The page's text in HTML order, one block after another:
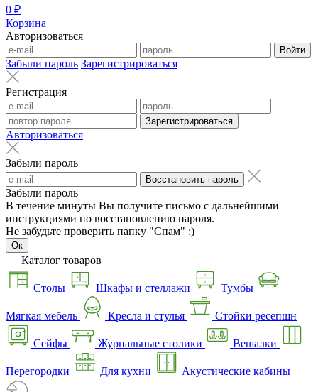
0 ₽
Корзина
Авторизоваться
Войти
Забыли пароль Зарегистрироваться
Регистрация
Зарегистрироваться
Авторизоваться
Забыли пароль
Восстановить пароль
Забыли пароль
В течение минуты Вы получите письмо с дальнейшими
инструкциями по восстановлению пароля.
Не забудьте проверить папку "Спам" :)
Ок
Каталог товаров
Столы Шкафы и стеллажи Тумбы
Мягкая мебель Кресла и стулья Стойки ресепшн
Сейфы Журнальные столики Вешалки
Перегородки Для кухни Акустические кабины